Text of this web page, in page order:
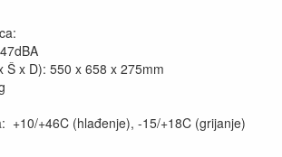
Š x D): 550 x 658 x 275mm
+10/+46C (hlađenje), -15/+18C (grijanje)